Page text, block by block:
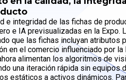
e integridad de las fichas de
e IA previsualizadas en la
que las fichas incluyan atributos
en el comercio influenciado por
alimentan los algoritmos de
una iteración rápida sin equipos
estáticos a activos dinámicos.